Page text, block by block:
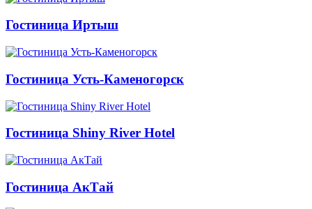
Гостиница Иртыш
Гостиница Усть-Каменогорск
Гостиница Shiny River Hotel
Гостиница АкТай